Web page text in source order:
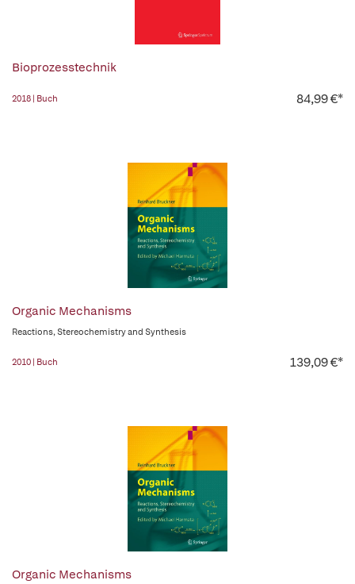
Bioprozesstechnik
2018 | Buch 84,99 €*
Organic Mechanisms
Reactions, Stereochemistry and Synthesis
2010 | Buch 139,09 €*
Organic Mechanisms